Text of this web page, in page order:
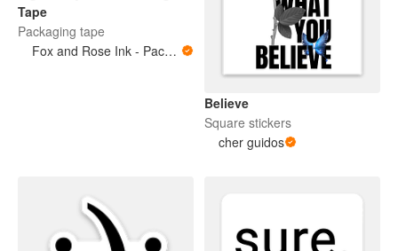
Tape
Packaging tape
Fox and Rose Ink - Packing Tape
Believe
Square stickers
cher guidos